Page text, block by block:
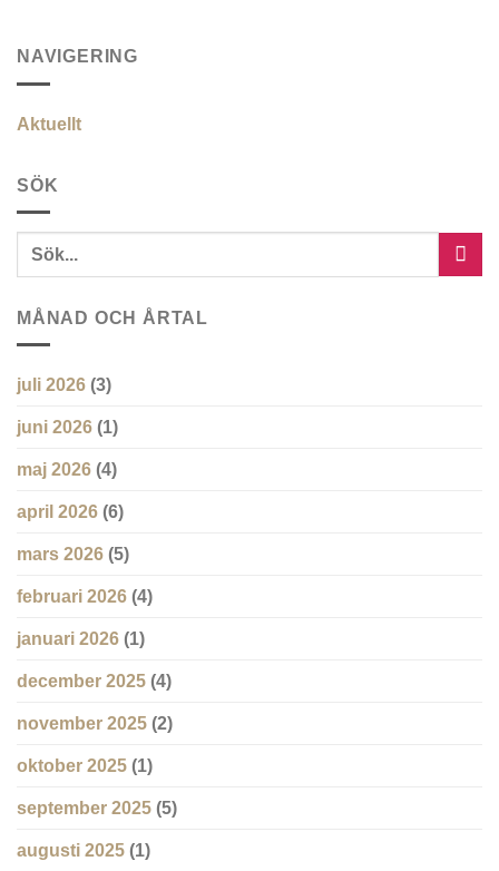
NAVIGERING
Aktuellt
SÖK
MÅNAD OCH ÅRTAL
juli 2026 (3)
juni 2026 (1)
maj 2026 (4)
april 2026 (6)
mars 2026 (5)
februari 2026 (4)
januari 2026 (1)
december 2025 (4)
november 2025 (2)
oktober 2025 (1)
september 2025 (5)
augusti 2025 (1)